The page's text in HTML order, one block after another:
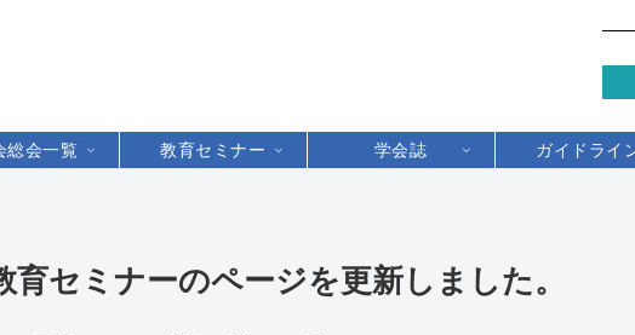
総会一覧 教育セミナー 学会誌 ガイドライ
育セミナーのページを更新しました。